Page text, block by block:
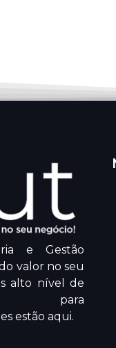
e Gestão
valor no seu
alto nível de
para
estão aqui.